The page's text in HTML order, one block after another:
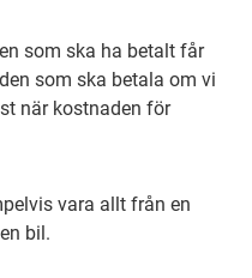
som ska ha betalt får
som ska betala om vi
när kostnaden för
vara allt från en
bil.